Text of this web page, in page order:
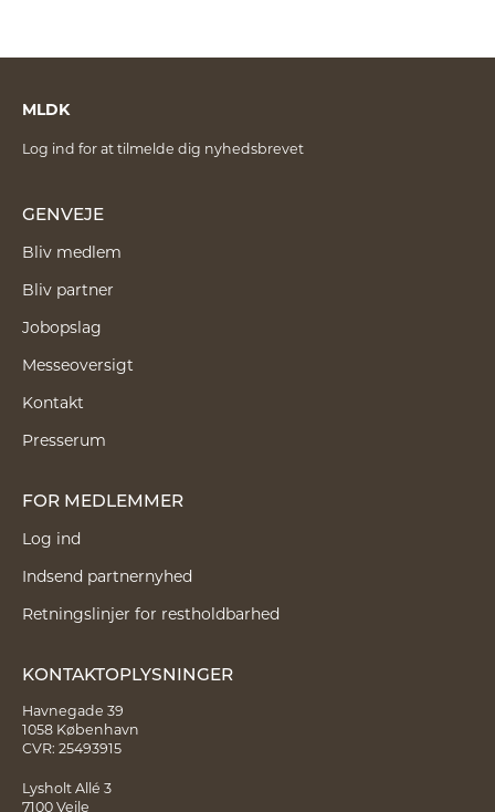
MLDK
Log ind for at tilmelde dig nyhedsbrevet
GENVEJE
Bliv medlem
Bliv partner
Jobopslag
Messeoversigt
Kontakt
Presserum
FOR MEDLEMMER
Log ind
Indsend partnernyhed
Retningslinjer for restholdbarhed
KONTAKTOPLYSNINGER
Havnegade 39
1058 København
CVR: 25493915
Lysholt Allé 3
7100 Vejle